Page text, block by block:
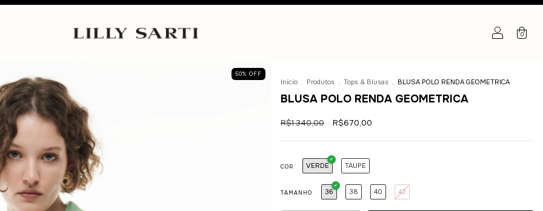
0
50% OFF
Início . Produtos . Tops & Blusas . BLUSA POLO RENDA GEOMETRICA
BLUSA POLO RENDA GEOMETRICA
R$1.340,00 R$670,00
COR VERDE TAUPE
TAMANHO 36 38 40 42